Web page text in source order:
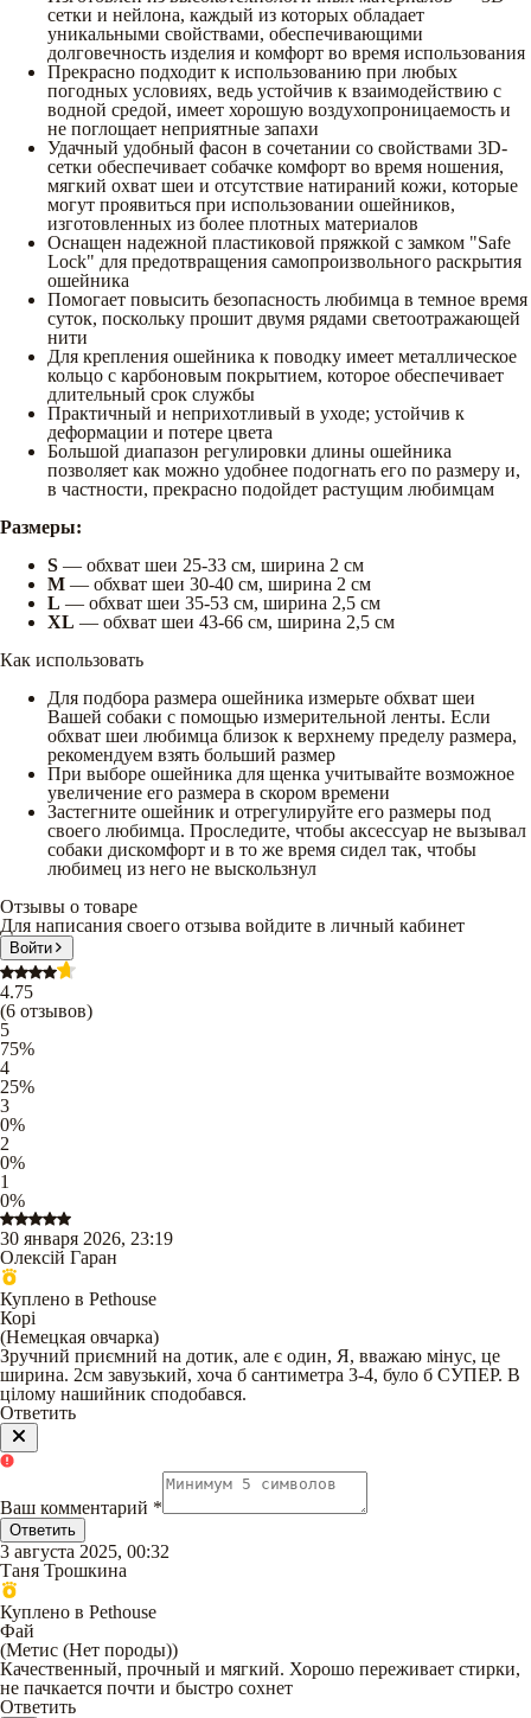
сетки и нейлона, каждый из которых обладает
уникальными свойствами, обеспечивающими
долговечность изделия и комфорт во время использования
Прекрасно подходит к использованию при любых
погодных условиях, ведь устойчив к взаимодействию с
водной средой, имеет хорошую воздухопроницаемость и
не поглощает неприятные запахи
Удачный удобный фасон в сочетании со свойствами 3D-
сетки обеспечивает собачке комфорт во время ношения,
мягкий охват шеи и отсутствие натираний кожи, которые
могут проявиться при использовании ошейников,
изготовленных из более плотных материалов
Оснащен надежной пластиковой пряжкой с замком "Safe
Lock" для предотвращения самопроизвольного раскрытия
ошейника
Помогает повысить безопасность любимца в темное время
суток, поскольку прошит двумя рядами светоотражающей
нити
Для крепления ошейника к поводку имеет металлическое
кольцо с карбоновым покрытием, которое обеспечивает
длительный срок службы
Практичный и неприхотливый в уходе; устойчив к
деформации и потере цвета
Большой диапазон регулировки длины ошейника
позволяет как можно удобнее подогнать его по размеру и,
в частности, прекрасно подойдет растущим любимцам
Размеры:
S — обхват шеи 25-33 см, ширина 2 см
M — обхват шеи 30-40 см, ширина 2 см
L — обхват шеи 35-53 см, ширина 2,5 см
XL — обхват шеи 43-66 см, ширина 2,5 см
Как использовать
Для подбора размера ошейника измерьте обхват шеи
Вашей собаки с помощью измерительной ленты. Если
обхват шеи любимца близок к верхнему пределу размера,
рекомендуем взять больший размер
При выборе ошейника для щенка учитывайте возможное
увеличение его размера в скором времени
Застегните ошейник и отрегулируйте его размеры под
своего любимца. Проследите, чтобы аксессуар не вызывал
собаки дискомфорт и в то же время сидел так, чтобы
любимец из него не выскользнул
Отзывы о товаре
Для написания своего отзыва войдите в личный кабинет
Войти
4.75
(6 отзывов)
5
75%
4
25%
3
0%
2
0%
1
0%
30 января 2026, 23:19
Олексій Гаран
Куплено в Pethouse
Корі
(Немецкая овчарка)
Зручний приємний на дотик, але є один, Я, вважаю мінус, це
ширина. 2см завузький, хоча б сантиметра 3-4, було б СУПЕР. В
цілому нашийник сподобався.
Ответить
Ваш комментарий *
Ответить
3 августа 2025, 00:32
Таня Трошкина
Куплено в Pethouse
Фай
(Метис (Нет породы))
Качественный, прочный и мягкий. Хорошо переживает стирки,
не пачкается почти и быстро сохнет
Ответить